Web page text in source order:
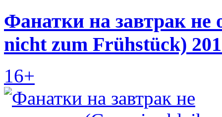
Фанатки на завтрак не
nicht zum Frühstück)
16+